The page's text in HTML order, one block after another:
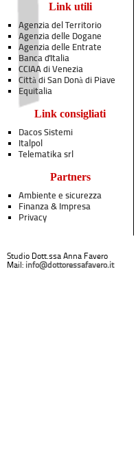
Link utili
Agenzia del Territorio
Agenzia delle Dogane
Agenzia delle Entrate
Banca d'Italia
CCIAA di Venezia
Città di San Donà di Piave
Equitalia
Link consigliati
Dacos Sistemi
Italpol
Telematika srl
Partners
Ambiente e sicurezza
Finanza & Impresa
Privacy
Studio Dott.ssa Anna Favero
Mail: info@dottoressafavero.it